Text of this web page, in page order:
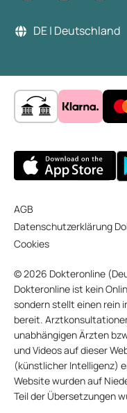
DE | Deutschland
AGB
Datenschutzerklärung
Cookies
© 2026 Dokteronline
Dokteronline ist kein
sondern stellt einen rein
bereit.
unabhängigen Ärzten
und Videos auf dieser
(künstlicher Intelligenz)
Website wurden auf
Teil der Übersetzungen